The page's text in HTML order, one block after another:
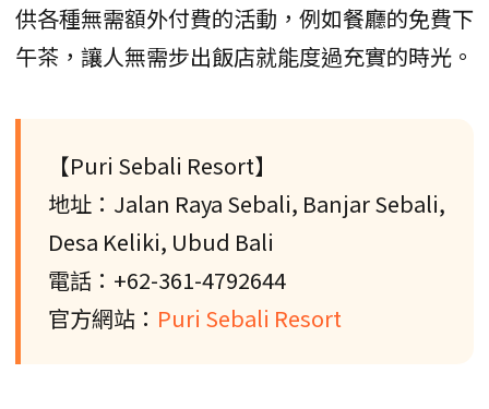
供各種無需額外付費的活動，例如餐廳的免費下
午茶，讓人無需步出飯店就能度過充實的時光。
【Puri Sebali Resort】
地址：Jalan Raya Sebali, Banjar Sebali,
Desa Keliki, Ubud Bali
電話：+62-361-4792644
官方網站： Puri Sebali Resort